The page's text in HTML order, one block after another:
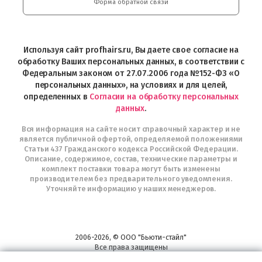
Интернет-
Telegram
Форма обратной связи
Используя сайт profhairs.ru, Вы даете свое согласие на
обработку Ваших персональных данных, в соответствии с
Федеральным законом от 27.07.2006 года №152-ФЗ «О
персональных данных», на условиях и для целей,
определенных в Согласии на обработку персональных
данных.
Вся информация на сайте носит справочный характер и не
является публичной офертой, определяемой положениями
Статьи 437 Гражданского кодекса Российской Федерации.
Описание, содержимое, состав, технические параметры и
комплект поставки товара могут быть изменены
производителем без предварительного уведомления.
Уточняйте информацию у наших менеджеров.
2006-2026, © ООО "Бьюти-стайл"
Все права защищены